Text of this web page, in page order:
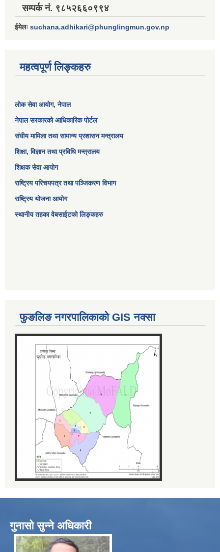
सम्पर्क नं. ९८५२६६०९९४
ईमेलः suchana.adhikari@phunglingmun.gov.np
महत्वपूर्ण लिङ्कहरु
लोक सेवा आयोग, नेपाल
नेपाल सरकारको आधिकारिक पोर्टल
संघीय मामिला तथा सामान्य प्रशासन मन्त्रालय
शिक्षा, विज्ञान तथा प्रविधि मन्त्रालय
शिक्षक सेवा आयोग
राष्ट्रिय परिचयपत्र तथा पञ्जिकरण विभाग
राष्ट्रिय योजना आयोग
स्थानीय तहका वेबसाईटको लिङ्कहरु
फुङलिङ नगरपालिकाको GIS नक्सा
गुनासो सुन्ने अधिकारी